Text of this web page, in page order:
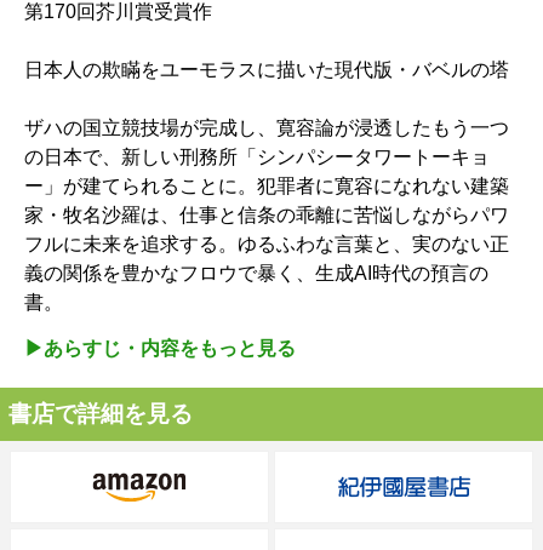
第170回芥川賞受賞作
日本人の欺瞞をユーモラスに描いた現代版・バベルの塔
ザハの国立競技場が完成し、寛容論が浸透したもう一つ
の日本で、新しい刑務所「シンパシータワートーキョ
ー」が建てられることに。犯罪者に寛容になれない建築
家・牧名沙羅は、仕事と信条の乖離に苦悩しながらパワ
フルに未来を追求する。ゆるふわな言葉と、実のない正
義の関係を豊かなフロウで暴く、生成AI時代の預言の
書。
▶︎あらすじ・内容をもっと見る
書店で詳細を見る